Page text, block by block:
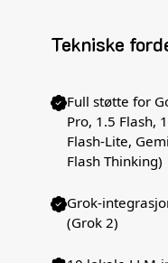
Tekniske
Full støtte for
Pro, 1.5 Flash,
Flash-Lite,
Flash Thinking)
Grok-
(Grok 2)